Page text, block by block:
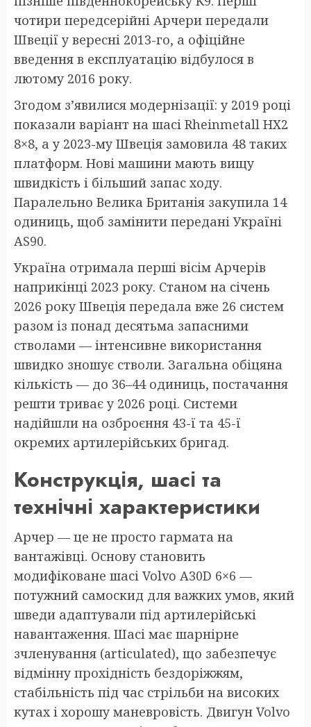
чотири передсерійні Арчери передали
Швеції у вересні 2013-го, а офіційне
введення в експлуатацію відбулося в
лютому 2016 року.
Згодом з’явилися модернізації: у 2019 році
показали варіант на шасі Rheinmetall HX2
8×8, а у 2023-му Швеція замовила 48 таких
платформ. Нові машини мають вищу
швидкість і більший запас ходу.
Паралельно Велика Британія закупила 14
одиниць, щоб замінити передані Україні
AS90.
Україна отримала перші вісім Арчерів
наприкінці 2023 року. Станом на січень
2026 року Швеція передала вже 26 систем
разом із понад десятьма запасними
стволами — інтенсивне використання
швидко зношує стволи. Загальна обіцяна
кількість — до 36–44 одиниць, постачання
решти триває у 2026 році. Системи
надійшли на озброєння 43-ї та 45-ї
окремих артилерійських бригад.
Конструкція, шасі та
технічні характеристики
Арчер — це не просто гармата на
вантажівці. Основу становить
модифіковане шасі Volvo A30D 6×6 —
потужний самоскид для важких умов, який
шведи адаптували під артилерійські
навантаження. Шасі має шарнірне
зчленування (articulated), що забезпечує
відмінну прохідність бездоріжжям,
стабільність під час стрільби на високих
кутах і хорошу маневровість. Двигун Volvo